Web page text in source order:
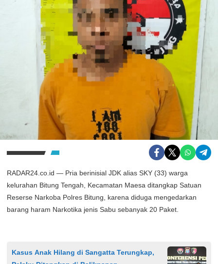
RADAR24.co.id — Pria berinisial JDK alias SKY (33) warga
kelurahan Bitung Tengah, Kecamatan Maesa ditangkap Satuan
Reserse Narkoba Polres Bitung, karena diduga mengedarkan
barang haram Narkotika jenis Sabu sebanyak 20 Paket.
Kasus Anak Hilang di Sangatta Terungkap,